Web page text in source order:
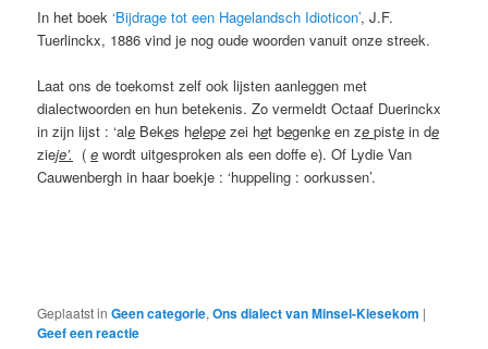
In het boek‘Bijdrage tot een Hagelandsch Idioticon’, J.F.
Tuerlinckx, 1886 vind je nog oude woorden vanuit onze streek.
Laat ons de toekomst zelf ook lijsten aanleggen met
dialectwoorden en hun betekenis. Zo vermeldt Octaaf Duerinckx
in zijn lijst : ‘ale Bekes helepe zei het begenke en zepiste in de
zieje’. (e wordt uitgesproken als een doffe e). Of Lydie Van
Cauwenbergh in haar boekje : ‘huppeling : oorkussen’.
Geplaatst in Geen categorie,Ons dialect van Minsel-Kiesekom |
Geef een reactie